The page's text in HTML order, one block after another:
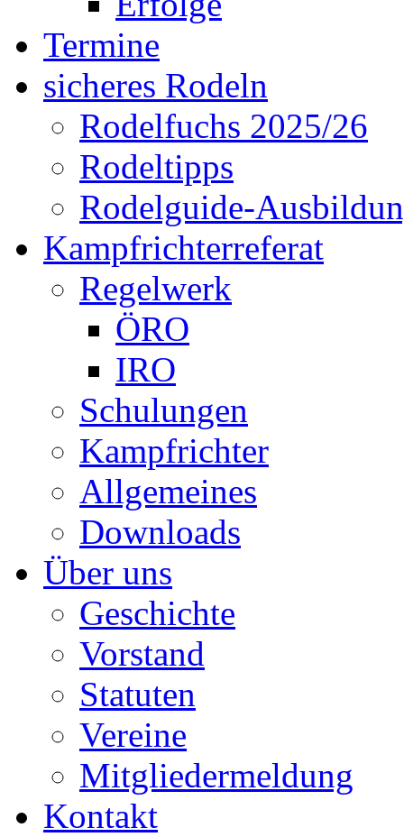
Termine
sicheres Rodeln
Rodelfuchs 2025/26
Rodeltipps
Rodelguide-
Kampfrichterreferat
Regelwerk
ÖRO
IRO
Schulungen
Kampfrichter
Allgemeines
Downloads
Über uns
Geschichte
Vorstand
Statuten
Vereine
Mitgliedermeldung
Kontakt